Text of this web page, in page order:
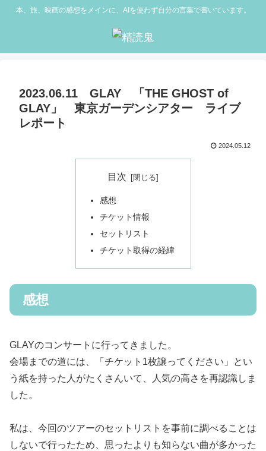
本、旅、映画の感想をメインに、AIを使わず自分の言葉で書いています。
2023.06.11 GLAY 「THE GHOST of
GLAY」 東京ガーデンシアター ライブ
レポート
2024.05.12
目次
感想
チケット情報
セットリスト
チケット取得の経緯
感想
GLAYのコンサートに行ってきました。
会場までの道には、「チケット1枚譲ってください」とい
う紙を持った人がたくさんいて、人気の高さを再認識しま
した。
私は、今回のツアーのセットリストを事前に調べることは
しないで行ったため、思ったよりも知らない曲が多かった